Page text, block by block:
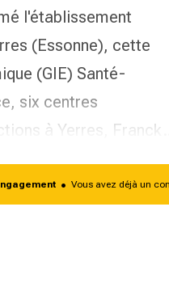
l'établissement
(Essonne), cette
(GIE) Santé-
six centres
à Yerres, Franck…
• Vous avez déjà un